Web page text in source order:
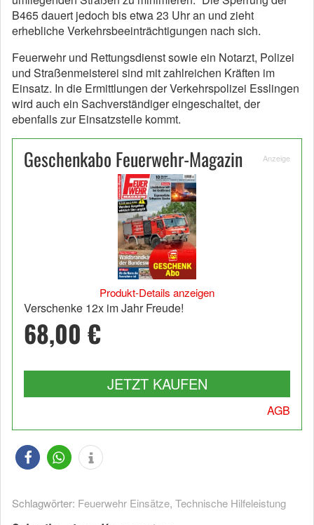
B465 dauert jedoch bis etwa 23 Uhr an und zieht
erhebliche Verkehrsbeeinträchtigungen nach sich.
Feuerwehr und Rettungsdienst sowie ein Notarzt, Polizei
und Straßenmeisterei sind mit zahlreichen Kräften im
Einsatz. In die Ermittlungen der Verkehrspolizei Esslingen
wird auch ein Sachverständiger eingeschaltet, der
ebenfalls zur Einsatzstelle kommt.
Geschenkabo Feuerwehr-Magazin Anzeige
Produkt-Details anzeigen
Verschenke 12x im Jahr Freude!
68,00 €
JETZT KAUFEN
AGB
Schlagwörter: Feuerwehr Einsätze, Technische Hilfeleistung